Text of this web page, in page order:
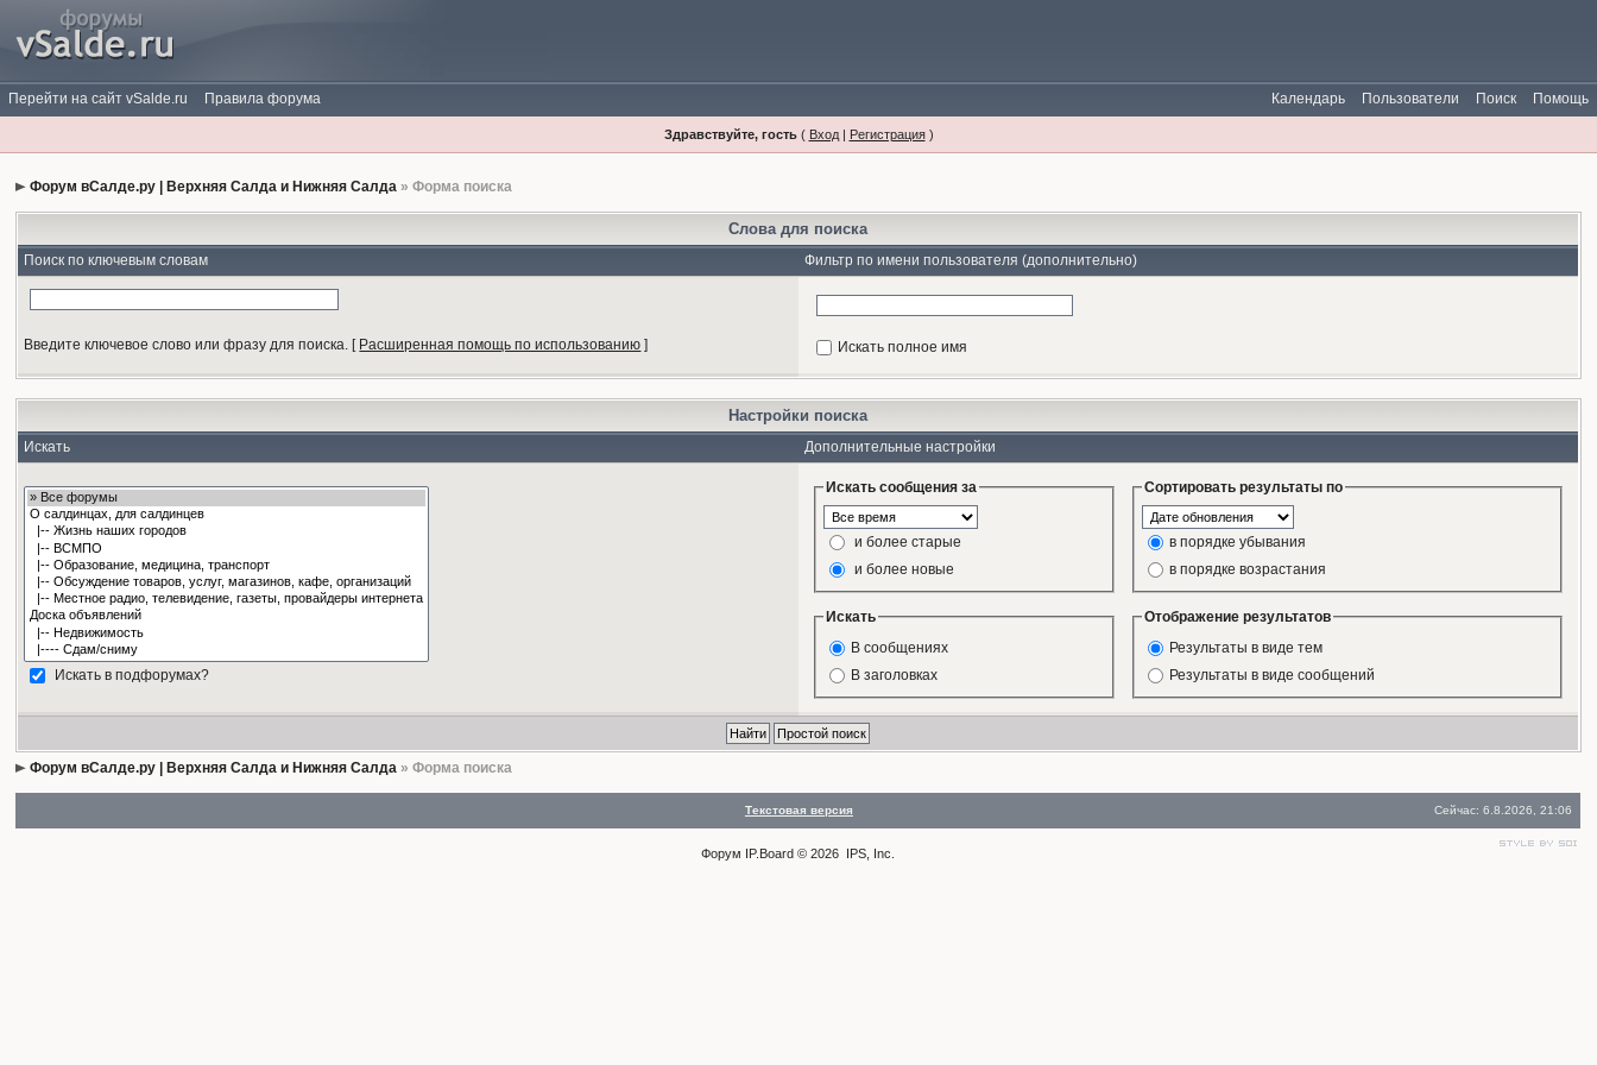
Перейти на сайт vSalde.ru Правила форума Помощь
Поиск
Пользователи
Календарь
Здравствуйте, гость( Вход| Регистрация)
Форум вСалде.ру | Верхняя Салда и Нижняя Салда » Форма поиска
Слова для поиска
Поиск по ключевым словам Фильтр по имени пользователя (дополнительно)
Введите ключевое слово или фразу для поиска. [ Расширенная помощь по использованию ] Искать полное имя
Настройки поиска
Искать Дополнительные настройки
Искать в подфорумах?
Искать сообщения за
и более старые
и более новые
Сортировать результаты по
в порядке убывания
в порядке возрастания
Искать
В сообщениях
В заголовках
Отображение результатов
Результаты в виде тем
Результаты в виде сообщений
Форум вСалде.ру | Верхняя Салда и Нижняя Салда » Форма поиска
Текстовая версия Сейчас: 6.8.2026, 21:06
Форум IP.Board © 2026 IPS, Inc